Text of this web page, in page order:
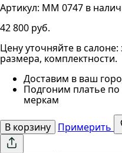
Артикул: ММ 0747 в
42 800 руб.
Цену уточняйте в салоне:
размера, комплектности.
Доставим в ваш
Подгоним платье
меркам
В корзину Примерить